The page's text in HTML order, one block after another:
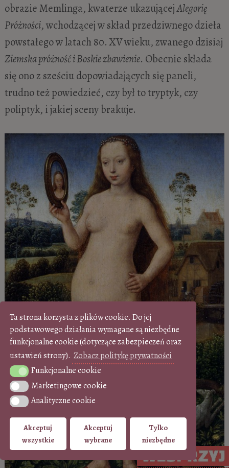
Ta strona korzysta z plików cookie. Do jej
podstawowego działania wymagane są niezbędne
funkcjonalne cookie (dotyczące zabezpieczeń oraz
ustawień strony). Zobacz politykę prywatności
Funkcjonalne cookie
Funkcjonalne cookie
Marketingowe cookie
Marketingowe cookie
Analityczne cookie
Analityczne cookie
Akceptuj
wszystkie
Akceptuj
wybrane
Tylko
niezbędne
obrazie Memlinga, kwaterze ukazującejAlegorię
Próżności, wchodzącej w skład przedziwnego dzieła
powstałego w latach 80. XV wieku, zwanego dzisiaj
Ziemska próżność i Boskie zbawienie. Obecnie składa
się ono z sześciu dopowiadających się paneli,
trudno też powiedzieć, czy był to tryptyk, czy
poliptyk, i jakiej sceny brakuje.